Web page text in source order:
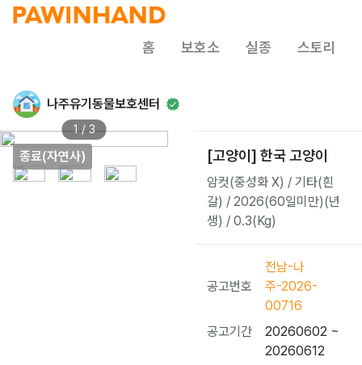
홈 보호소 실종 스토리
나주유기동물보호센터
종료(자연사)
1 / 3
[고양이] 한국 고양이
암컷(중성화 X) / 기타(흰
갈) / 2026(60일미만)(년
생) / 0.3(Kg)
공고번호
전남-나
주-2026-
00716
공고기간
20260602 ~
20260612